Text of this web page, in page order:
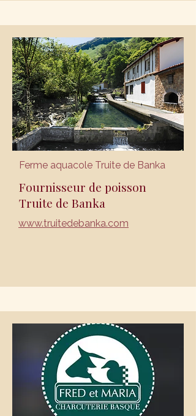
Ferme aquacole Truite de Banka
Fournisseur de poisson
Truite de Banka
www.truitedebanka.com